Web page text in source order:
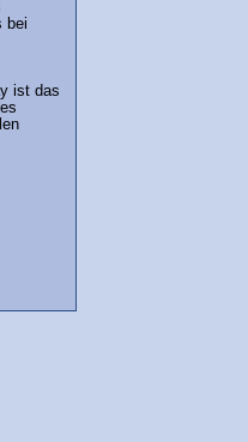
bei
ist das